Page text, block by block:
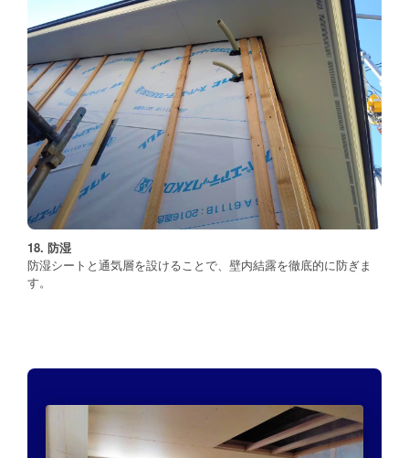
18. 防湿
防湿シートと通気層を設けることで、壁内結露を徹底的に防ぎま
す。